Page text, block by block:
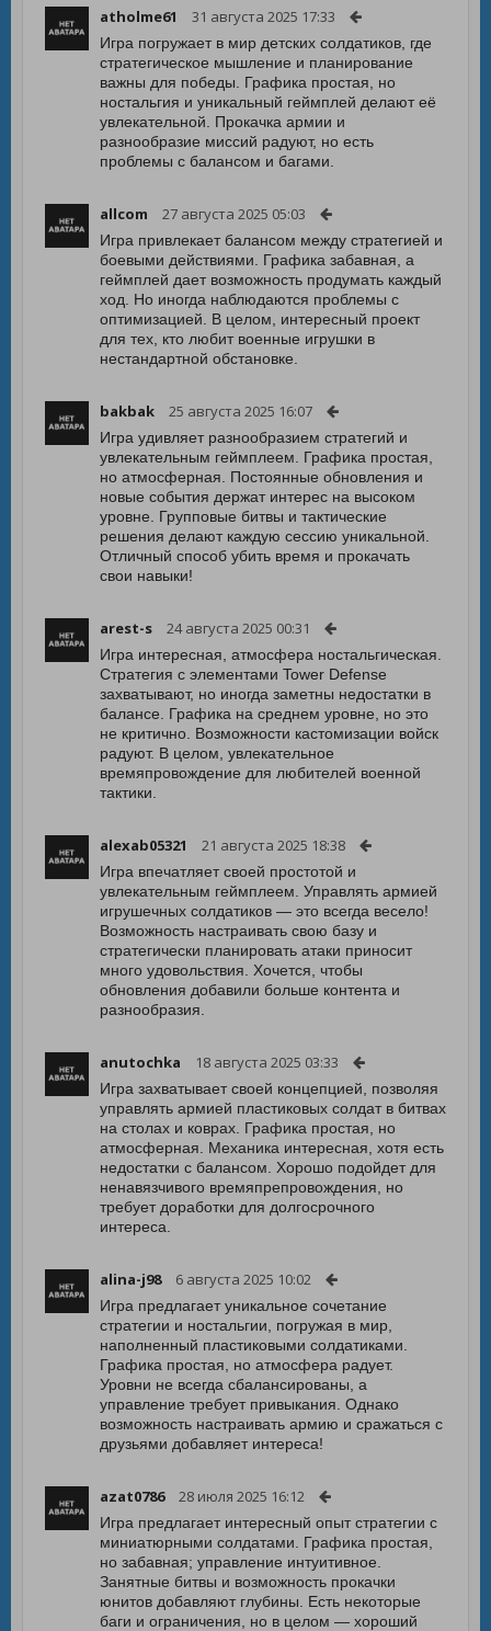
atholme61 31 августа 2025 17:33
Игра погружает в мир детских солдатиков, где
стратегическое мышление и планирование
важны для победы. Графика простая, но
ностальгия и уникальный геймплей делают её
увлекательной. Прокачка армии и
разнообразие миссий радуют, но есть
проблемы с балансом и багами.
allcom 27 августа 2025 05:03
Игра привлекает балансом между стратегией и
боевыми действиями. Графика забавная, а
геймплей дает возможность продумать каждый
ход. Но иногда наблюдаются проблемы с
оптимизацией. В целом, интересный проект
для тех, кто любит военные игрушки в
нестандартной обстановке.
bakbak 25 августа 2025 16:07
Игра удивляет разнообразием стратегий и
увлекательным геймплеем. Графика простая,
но атмосферная. Постоянные обновления и
новые события держат интерес на высоком
уровне. Групповые битвы и тактические
решения делают каждую сессию уникальной.
Отличный способ убить время и прокачать
свои навыки!
arest-s 24 августа 2025 00:31
Игра интересная, атмосфера ностальгическая.
Стратегия с элементами Tower Defense
захватывают, но иногда заметны недостатки в
балансе. Графика на среднем уровне, но это
не критично. Возможности кастомизации войск
радуют. В целом, увлекательное
времяпровождение для любителей военной
тактики.
alexab05321 21 августа 2025 18:38
Игра впечатляет своей простотой и
увлекательным геймплеем. Управлять армией
игрушечных солдатиков — это всегда весело!
Возможность настраивать свою базу и
стратегически планировать атаки приносит
много удовольствия. Хочется, чтобы
обновления добавили больше контента и
разнообразия.
anutochka 18 августа 2025 03:33
Игра захватывает своей концепцией, позволяя
управлять армией пластиковых солдат в битвах
на столах и коврах. Графика простая, но
атмосферная. Механика интересная, хотя есть
недостатки с балансом. Хорошо подойдет для
ненавязчивого времяпрепровождения, но
требует доработки для долгосрочного
интереса.
alina-j98 6 августа 2025 10:02
Игра предлагает уникальное сочетание
стратегии и ностальгии, погружая в мир,
наполненный пластиковыми солдатиками.
Графика простая, но атмосфера радует.
Уровни не всегда сбалансированы, а
управление требует привыкания. Однако
возможность настраивать армию и сражаться с
друзьями добавляет интереса!
azat0786 28 июля 2025 16:12
Игра предлагает интересный опыт стратегии с
миниатюрными солдатами. Графика простая,
но забавная; управление интуитивное.
Занятные битвы и возможность прокачки
юнитов добавляют глубины. Есть некоторые
баги и ограничения, но в целом — хороший